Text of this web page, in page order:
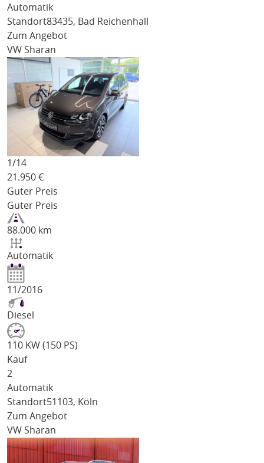
Automatik
Standort83435, Bad Reichenhall
Zum Angebot
VW Sharan
1/14
21.950 €
Guter Preis
Guter Preis
88.000 km
Automatik
11/2016
Diesel
110 KW (150 PS)
Kauf
2
Automatik
Standort51103, Köln
Zum Angebot
VW Sharan